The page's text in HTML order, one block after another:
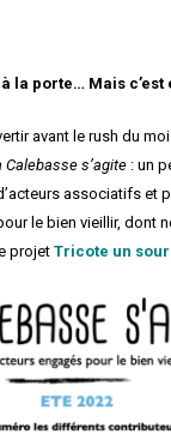
la porte… Mais c’est
avant le rush du
Calebasse s’agite: un
associatifs et
le bien vieillir, dont
projetTricote un